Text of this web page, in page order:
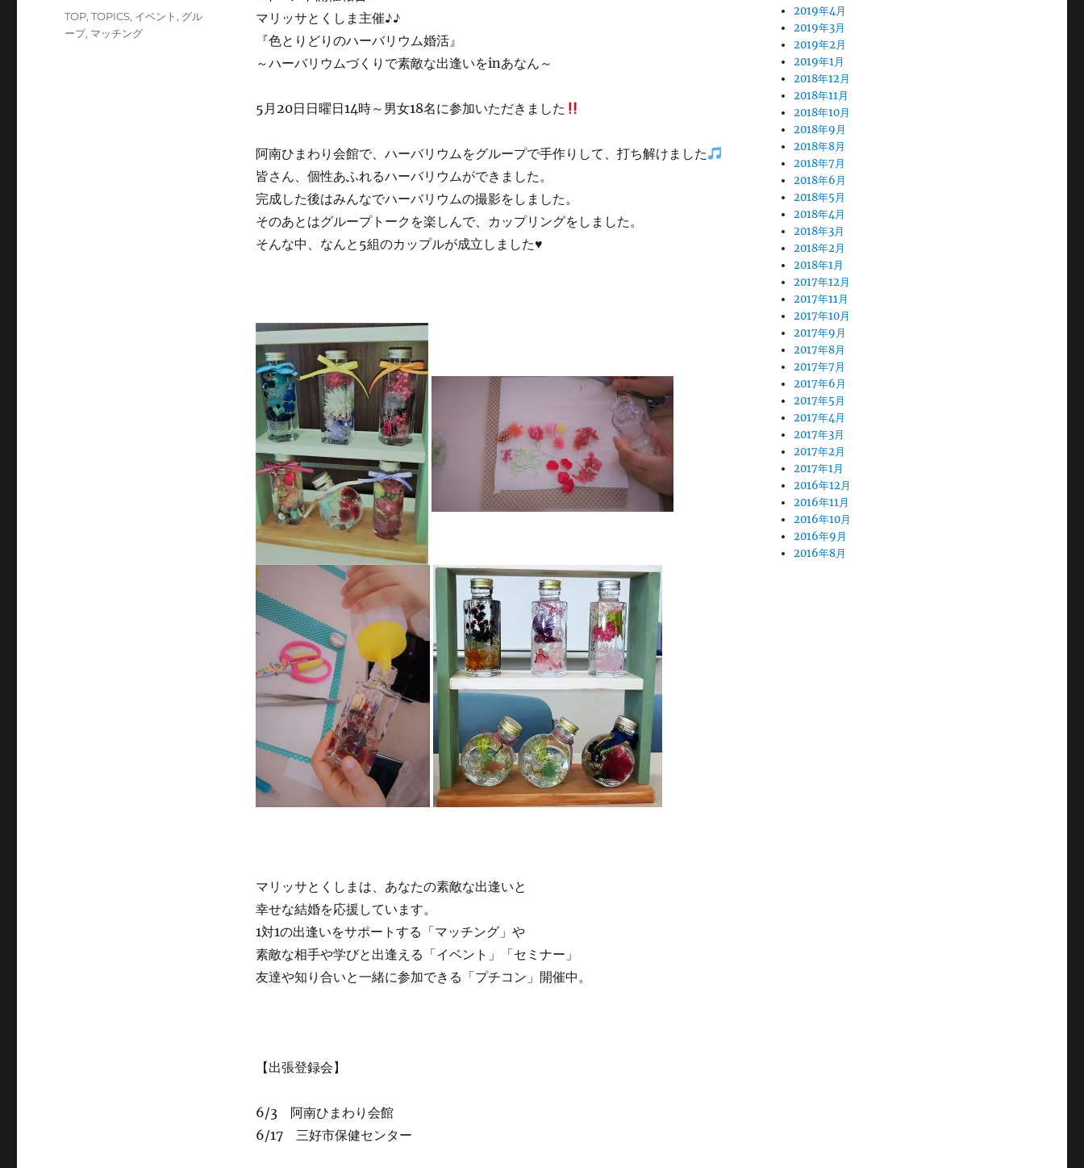
マリッサとくしま主催♪♪
『色とりどりのハーバリウム婚活』
～ハーバリウムづくりで素敵な出逢いをinあなん～
5月20日日曜日14時～男女18名に参加いただきました
阿南ひまわり会館で、ハーバリウムをグループで手作りして、打ち解けました
皆さん、個性あふれるハーバリウムができました。
完成した後はみんなでハーバリウムの撮影をしました。
そのあとはグループトークを楽しんで、カップリングをしました。
そんな中、なんと5組のカップルが成立しました♥️
マリッサとくしまは、あなたの素敵な出逢いと
幸せな結婚を応援しています。
1対1の出逢いをサポートする「マッチング」や
素敵な相手や学びと出逢える「イベント」「セミナー」
友達や知り合いと一緒に参加できる「プチコン」開催中。
【出張登録会】
6/3 阿南ひまわり会館
6/17 三好市保健センター
カ
テ
TOP,TOPICS, イベント , グル
ープ, マッチング
2019年4月
2019年3月
2019年2月
2019年1月
2018年12月
2018年11月
2018年10月
2018年9月
2018年8月
2018年7月
2018年6月
2018年5月
2018年4月
2018年3月
2018年2月
2018年1月
2017年12月
2017年11月
2017年10月
2017年9月
2017年8月
2017年7月
2017年6月
2017年5月
2017年4月
2017年3月
2017年2月
2017年1月
2016年12月
2016年11月
2016年10月
2016年9月
2016年8月